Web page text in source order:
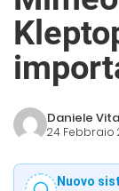
Daniele
24 Febbraio
Nuovo